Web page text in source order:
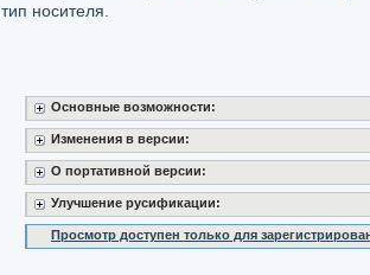
тип носителя.
Основные возможности:
Изменения в версии:
О портативной версии:
Улучшение русификации:
Просмотр доступен только для